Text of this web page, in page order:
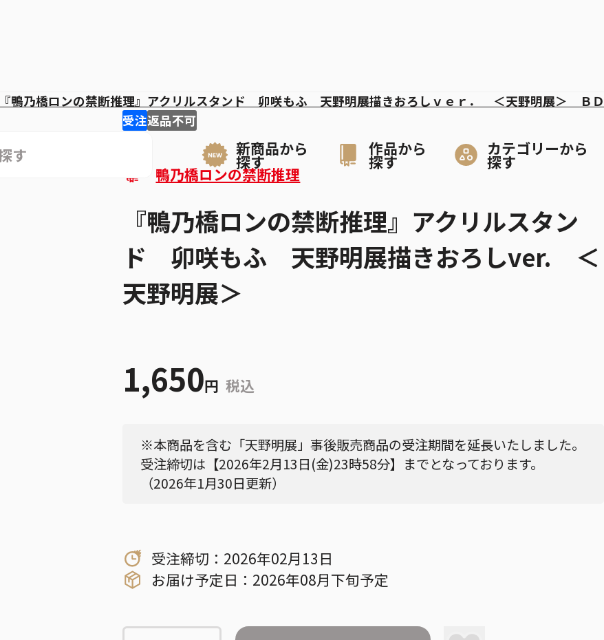
新商品から
探す
作品から
探す
カテゴリーから
探す
『鴨乃橋ロンの禁断推理』アクリルスタンド 卯咲もふ 天野明展描きおろしｖｅｒ． ＜天野明展＞ Ｂ
受注返品不可
鴨乃橋ロンの禁断推理
『鴨乃橋ロンの禁断推理』アクリルスタン
ド 卯咲もふ 天野明展描きおろしver. ＜
天野明展＞
1,650円 税込
※本商品を含む「天野明展」事後販売商品の受注期間を延長いたしました。
受注締切は【2026年2月13日(金)23時58分】までとなっております。
（2026年1月30日更新）
受注締切：2026年02月13日
お届け予定日：2026年08月下旬予定